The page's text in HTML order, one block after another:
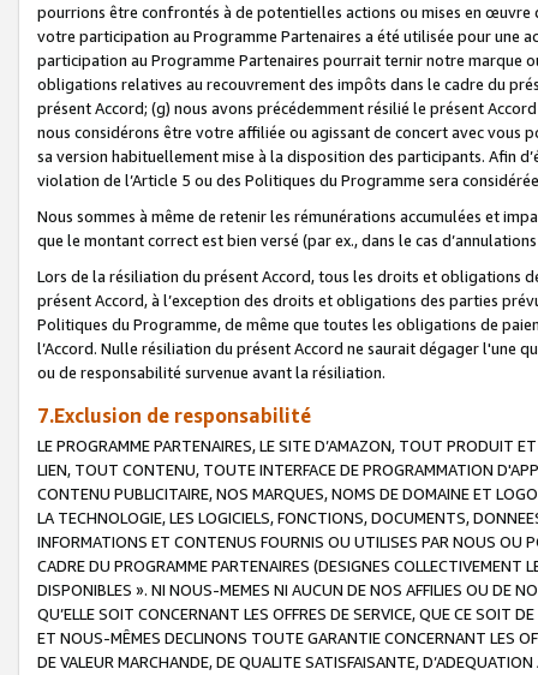
pourrions être confrontés à de potentielles actions ou mises en
votre participation au Programme Partenaires a été utilisée pour une
participation au Programme Partenaires pourrait ternir notre marque
obligations relatives au recouvrement des impôts dans le cadre du
présent Accord; (g) nous avons précédemment résilié le présent
nous considérons être votre affiliée ou agissant de concert avec vous
sa version habituellement mise à la disposition des participants. Afin
violation de l’Article 5 ou des Politiques du Programme sera
Nous sommes à même de retenir les rémunérations accumulées et
que le montant correct est bien versé (par ex., dans le cas
Lors de la résiliation du présent Accord, tous les droits et obligations
présent Accord, à l’exception des droits et obligations des parties
Politiques du Programme, de même que toutes les obligations de
l’Accord. Nulle résiliation du présent Accord ne saurait dégager l'une
ou de responsabilité survenue avant la résiliation.
7.Exclusion de responsabilité
LE PROGRAMME PARTENAIRES, LE SITE D’AMAZON, TOUT PRODUIT
LIEN, TOUT CONTENU, TOUTE INTERFACE DE PROGRAMMATION
CONTENU PUBLICITAIRE, NOS MARQUES, NOMS DE DOMAINE ET
LA TECHNOLOGIE, LES LOGICIELS, FONCTIONS, DOCUMENTS,
INFORMATIONS ET CONTENUS FOURNIS OU UTILISES PAR NOUS OU
CADRE DU PROGRAMME PARTENAIRES (DESIGNES COLLECTIVEMENT
DISPONIBLES ». NI NOUS-MEMES NI AUCUN DE NOS AFFILIES OU DE
QU’ELLE SOIT CONCERNANT LES OFFRES DE SERVICE, QUE CE SOIT
ET NOUS-MÊMES DECLINONS TOUTE GARANTIE CONCERNANT LES
DE VALEUR MARCHANDE, DE QUALITE SATISFAISANTE,